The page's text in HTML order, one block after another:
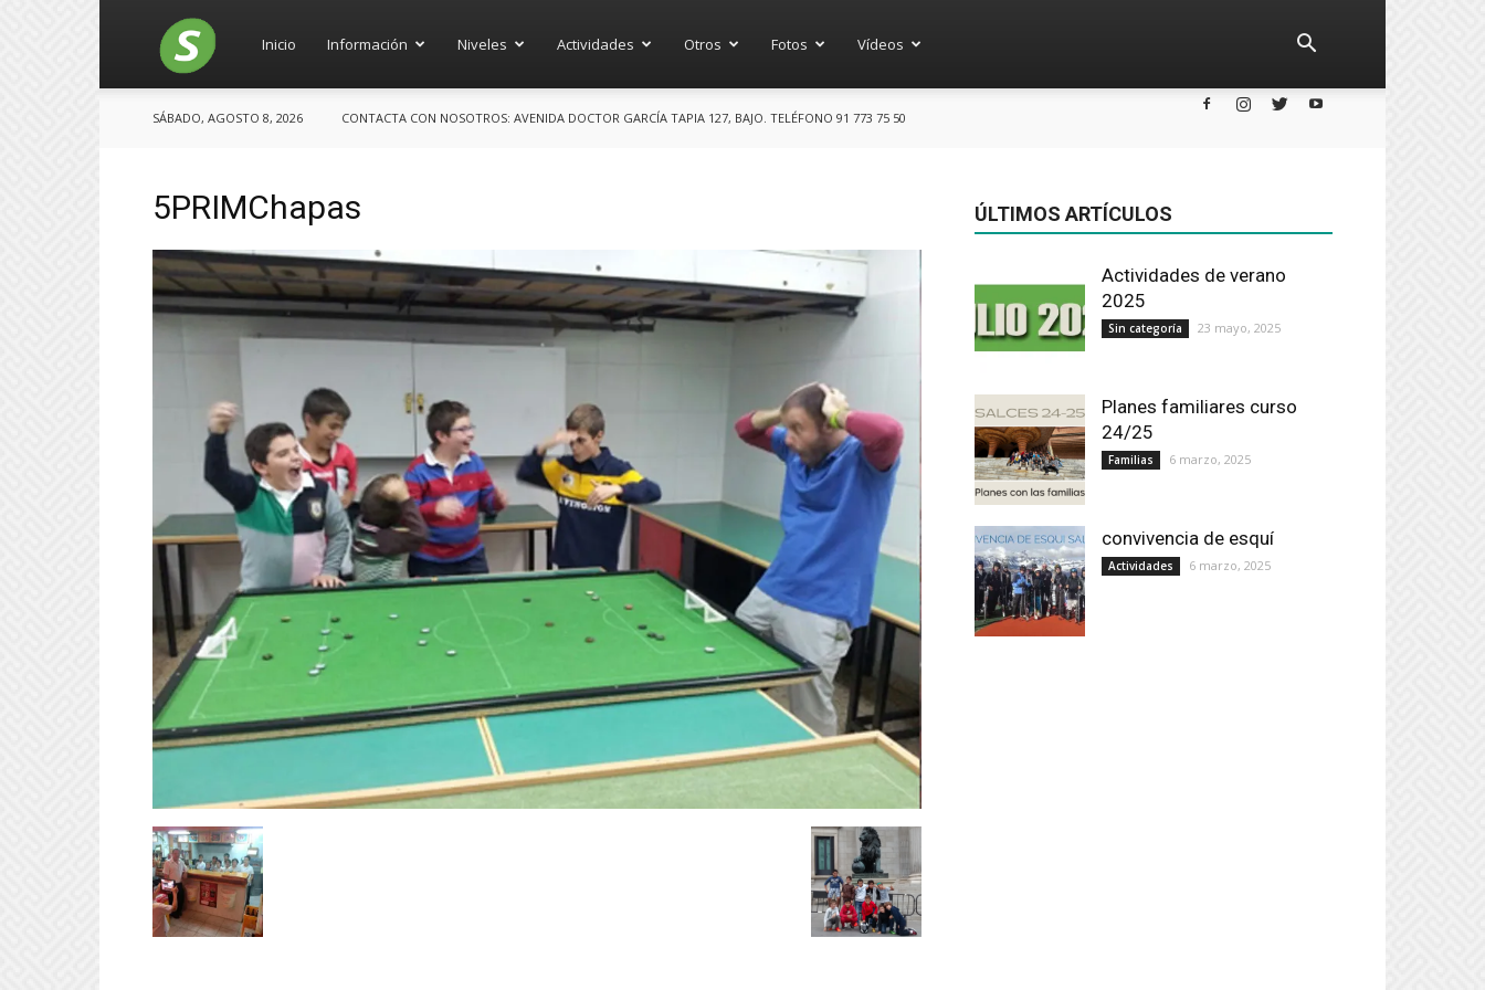
Salces
Inicio Información Niveles Actividades Otros Fotos Vídeos
SÁBADO, AGOSTO 8, 2026 CONTACTA CON NOSOTROS: AVENIDA DOCTOR GARCÍA TAPIA 127, BAJO. TELÉFONO 91 773 75 50
5PRIMChapas ÚLTIMOS ARTÍCULOS
Actividades de verano
2025
Sin categoría 23 mayo, 2025
Planes familiares curso
24/25
Familias 6 marzo, 2025
convivencia de esquí
Actividades 6 marzo, 2025